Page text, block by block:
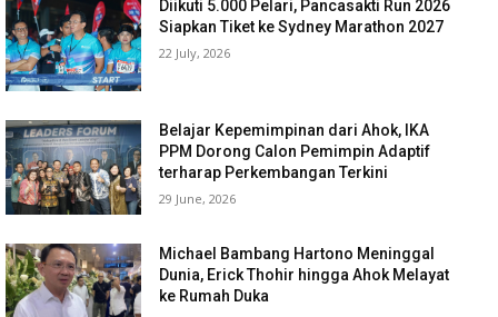
Diikuti 5.000 Pelari, Pancasakti Run 2026
Siapkan Tiket ke Sydney Marathon 2027
22 July, 2026
Belajar Kepemimpinan dari Ahok, IKA
PPM Dorong Calon Pemimpin Adaptif
terharap Perkembangan Terkini
29 June, 2026
Michael Bambang Hartono Meninggal
Dunia, Erick Thohir hingga Ahok Melayat
ke Rumah Duka